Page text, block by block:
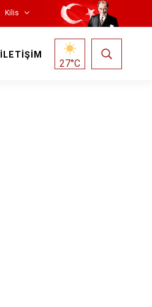
Kilis
İLETİŞİM
27°C